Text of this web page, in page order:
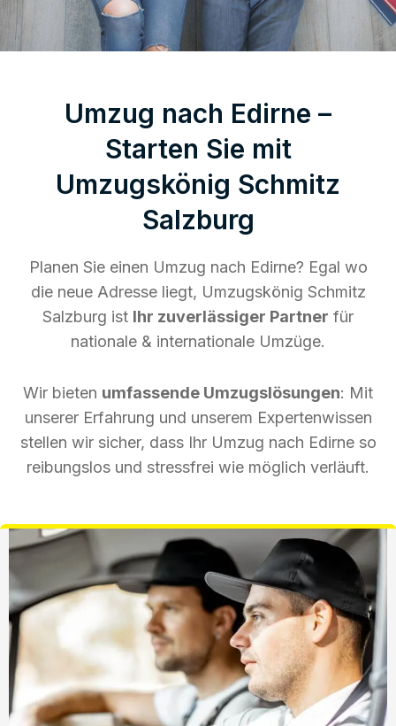
Umzug nach Edirne –
Starten Sie mit
Umzugskönig Schmitz
Salzburg
Planen Sie einen Umzug nach Edirne? Egal wo
die neue Adresse liegt, Umzugskönig Schmitz
Salzburg ist Ihr zuverlässiger Partner für
nationale & internationale Umzüge.
Wir bieten umfassende Umzugslösungen: Mit
unserer Erfahrung und unserem Expertenwissen
stellen wir sicher, dass Ihr Umzug nach Edirne so
reibungslos und stressfrei wie möglich verläuft.